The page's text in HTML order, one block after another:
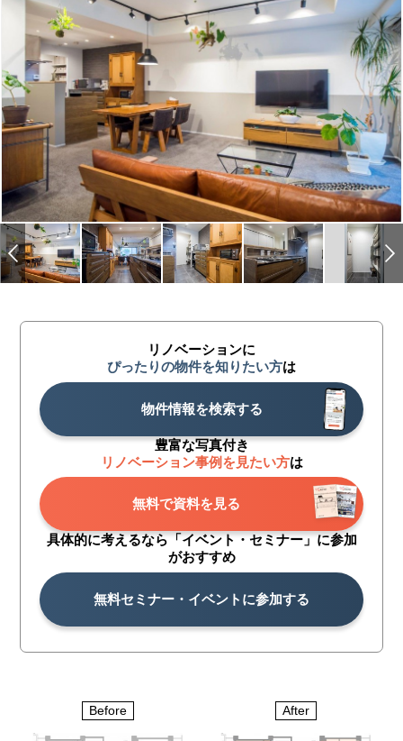
リノベーションに
ぴったりの物件を知りたい方は
物件情報を検索する
豊富な写真付き
リノベーション事例を見たい方は
無料で資料を見る
具体的に考えるなら「イベント・セミナー」に参加
がおすすめ
無料セミナー・イベントに参加する
Before After